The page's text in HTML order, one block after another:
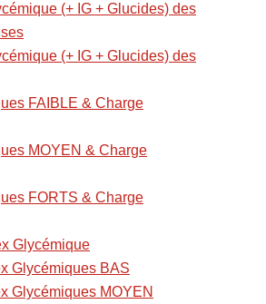
(+ IG + Glucides) des
(+ IG + Glucides) des
FAIBLE & Charge
MOYEN & Charge
FORTS & Charge
Glycémique
Glycémiques BAS
Glycémiques MOYEN